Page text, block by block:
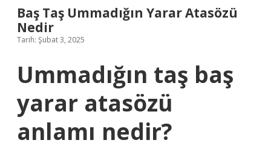
Baş Taş Ummadığın Yarar Atasözü
Nedir
Tarih: Şubat 3, 2025
Ummadığın taş baş
yarar atasözü
anlamı nedir?